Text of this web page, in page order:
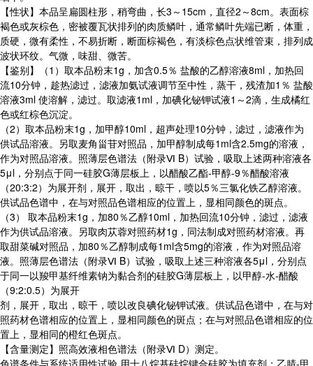
【性状】本品呈扁圆柱形，稍弯曲，长3～15cm，直径2～8cm。表面棕
褐色或灰棕色，密被覆瓦状排列的肉质鳞叶，通常鳞叶先端已断，体重，
质硬，微有柔性，不易折断，断面棕褐色，有淡棕色点状维管束，排列成
波状环纹。气微，味甜、微苦。
【鉴别】（1）取本品粉末1g，加含0.5％ 盐酸的乙醇溶液8ml，加热回
流10分钟，趁热滤过，滤液加氨试液调节至中性，蒸干，残渣加1％ 盐酸
溶液3ml 使溶解，滤过。取滤液1ml，加碘化铋钾试液1～2滴，生成橘红
色或红棕色沉淀。
（2）取本品粉末1g，加甲醇10ml，超声处理10分钟，滤过，滤液作为
供试品溶液。另取麦角甾苷对照品，加甲醇制成每1ml含2.5mg的溶液，
作为对照品溶液。照薄层色谱法（附录Ⅵ B）试验，吸取上述两种溶液各
5μl，分别点于同一硅胶G薄层板上，以醋酸乙酯-甲醇-9％醋酸溶液
（20:3:2）为展开剂，展开，取出，晾干，喷以5％三氯化铁乙醇溶液。
供试品色谱中，在与对照品色谱相应的位置上，显相同颜色的斑点。
（3） 取本品粉末1g，加80％乙醇10ml，加热回流10分钟，滤过，滤液
作为供试品溶液。另取肉苁蓉对照药材1g，同法制成对照药材溶液。再
取甜菜碱对照品，加80％乙醇制成每1ml含5mg的溶液，作为对照品溶
液。照薄层色谱法（附录Ⅵ B）试验，吸取上述三种溶液各5μl，分别点
于同一以羧甲基纤维素钠为黏合剂的硅胶G薄层板上，以甲醇-水-醋酸
（9:2:0.5）为展开
剂，展开，取出，晾干，喷以改良碘化铋钾试液。供试品色谱中，在与对
照药材色谱相应的位置上，显相同颜色的斑点；在与对照品色谱相应的位
置上，显相同的橙红色斑点。
【含量测定】照高效液相色谱法（附录Ⅵ D）测定。
色谱条件与系统适用性试验 用十八烷基硅烷键合硅胶为填充剂；乙腈-甲